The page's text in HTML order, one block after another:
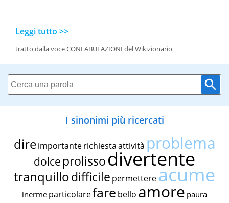
Leggi tutto >>
tratto dalla voce CONFABULAZIONI del Wikizionario
I sinonimi più ricercati
dire importante richiestaattività problema
dolce prolissodivertente
tranquillodifficile permettereacume
inerme particolarefare bello amore paura